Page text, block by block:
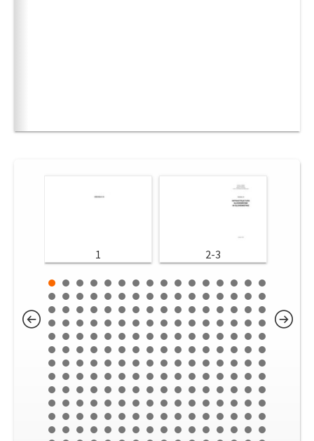
1 2-3